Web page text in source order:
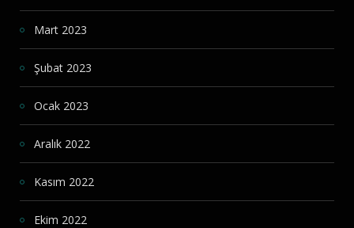
Mart 2023
Şubat 2023
Ocak 2023
Aralık 2022
Kasım 2022
Ekim 2022